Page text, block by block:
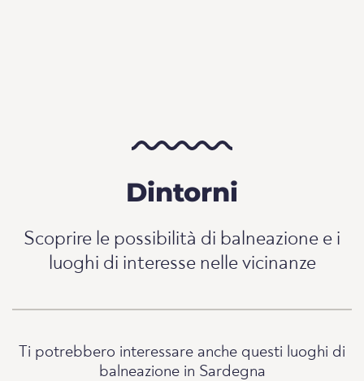
Dintorni
Scoprire le possibilità di balneazione e i
luoghi di interesse nelle vicinanze
Ti potrebbero interessare anche questi luoghi di
balneazione in Sardegna